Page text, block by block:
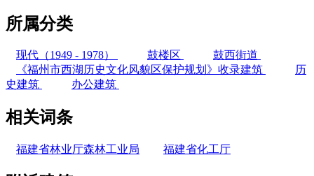
所属分类
现代（1949 - 1978） 鼓楼区
鼓西街道
《福州市西湖历史文化风貌区保护规划》收录建筑
历
史建筑
办公建筑
相关词条
福建省林业厅森林工业局 福建省化工厅